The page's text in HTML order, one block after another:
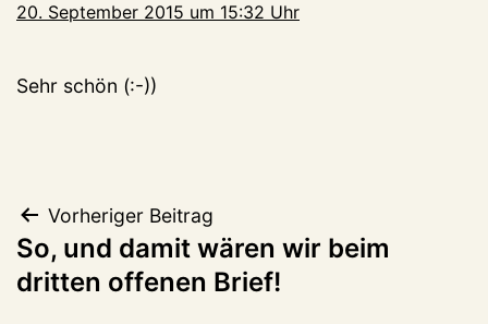
20. September 2015 um 15:32 Uhr
Sehr schön (:-))
Beitragsnavigation
Vorheriger Beitrag
So, und damit wären wir beim
dritten offenen Brief!